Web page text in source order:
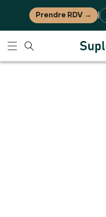
Ignorer et passer au
Prendre RDV → |